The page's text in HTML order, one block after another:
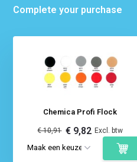
Complete your purchase
Chemica Profi Flock
€ 10,91 € 9,82 Excl. btw